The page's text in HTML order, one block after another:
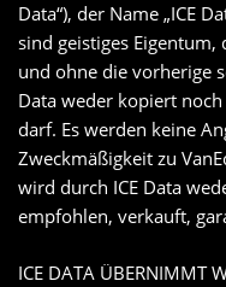
Data“), der Name „ICE
sind geistiges Eigentum,
und ohne die vorherige
Data weder kopiert
darf. Es werden keine
Zweckmäßigkeit zu
wird durch ICE Data
empfohlen, verkauft,
ICE DATA ÜBERNIMMT